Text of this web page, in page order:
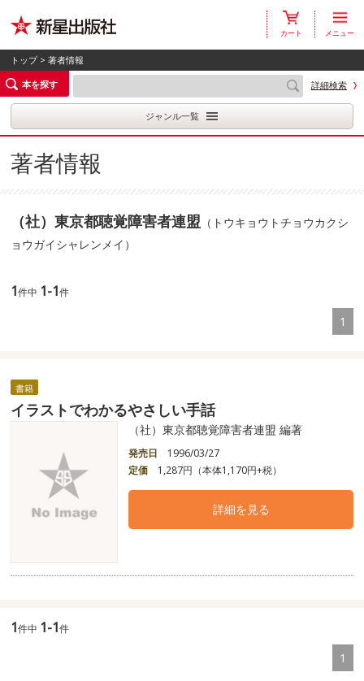
カート メニュー
トップ> 著者情報
本を探す
詳細検索
ジャンル一覧
著者情報
（社）東京都聴覚障害者連盟 （トウキョウトチョウカクシ
ョウガイシャレンメイ）
1件中 1-1件
1
書籍
イラストでわかるやさしい手話
（社）東京都聴覚障害者連盟 編著
発売日
1996/03/27
定価
1,287円（本体1,170円+税）
詳細を見る
1件中 1-1件
1